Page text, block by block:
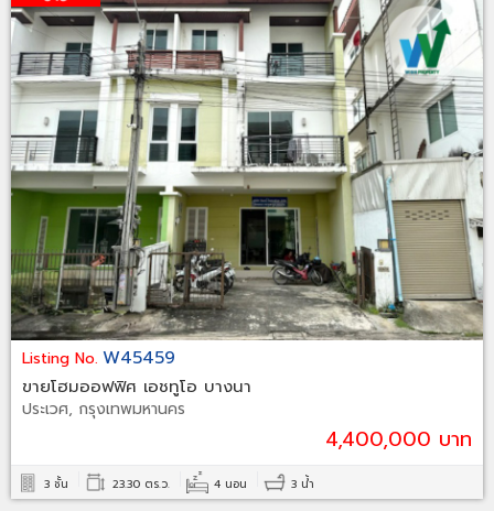
Listing No. W45459
ขายโฮมออฟฟิศ เอชทูโอ บางนา
ประเวศ, กรุงเทพมหานคร
4,400,000 บาท
3 ชั้น 23.30 ตร.ว. 4 นอน 3 น้ำ